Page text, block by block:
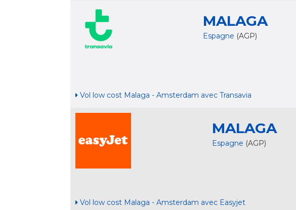
MALAGA
Espagne (AGP)
Vol low cost Malaga - Amsterdam avec Transavia
MALAGA
Espagne (AGP)
Vol low cost Malaga - Amsterdam avec Easyjet